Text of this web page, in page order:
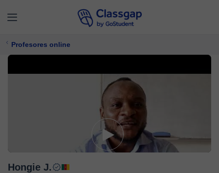
Profesores online
Hongie J.